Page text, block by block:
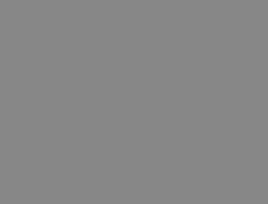
accesso per un
Analytics per
Universal
del
utenti
in modo casuale
in ogni richiesta
di analisi dei